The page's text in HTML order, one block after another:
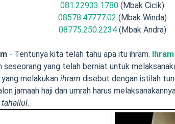
081.22933.1780 (Mbak Cicik)
08578.47777.02 (Mbak Winda)
08775.250.2234(Mbak Andra)
- Tentunya kita telah tahu apa itu ihram. Ihram
seseorang yang telah berniat untuk
melakukan ihram disebut dengan istilah
jamaah haji dan umrah harus
tahallul.